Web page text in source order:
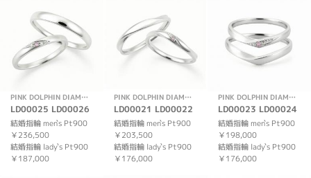
PINK DOLPHIN DIAMOND
LD00025 LD00026
結婚指輪 men`s Pt900
￥236,500
結婚指輪 lady`s Pt900
￥187,000
PINK DOLPHIN DIAMOND
LD00021 LD00022
結婚指輪 men`s Pt900
￥203,500
結婚指輪 lady`s Pt900
￥176,000
PINK DOLPHIN DIAMOND
LD00023 LD00024
結婚指輪 men`s Pt900
￥198,000
結婚指輪 lady`s Pt900
￥176,000